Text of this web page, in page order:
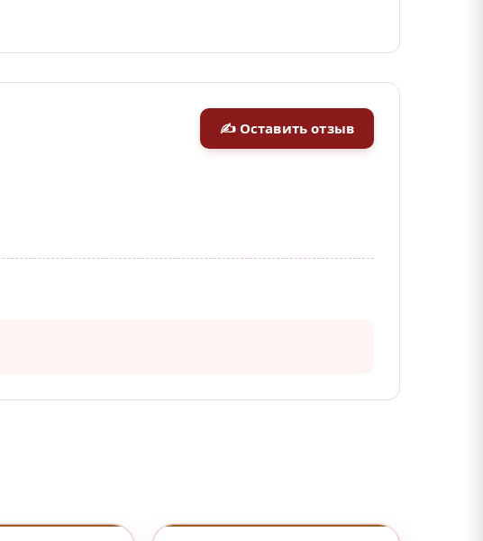
✍ Оставить отзыв